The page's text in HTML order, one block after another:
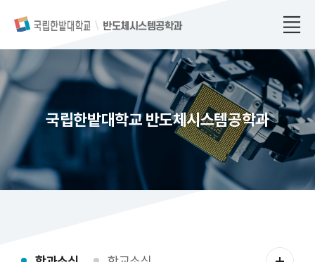
반도체시스템공학과
국립한밭대학교 반도체시스템공학과
학